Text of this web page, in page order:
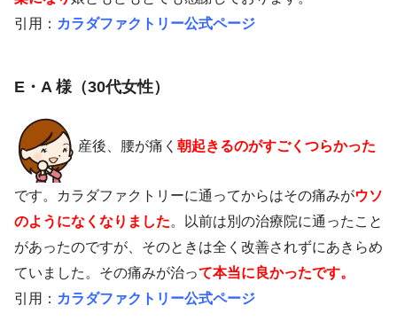
引用： カラダファクトリー公式ページ
E・A 様（30代女性）
産後、腰が痛く 朝起きるのがすごくつらかった
です。カラダファクトリーに通ってからはその痛みがウソ
のようになくなりました。以前は別の治療院に通ったこと
があったのですが、そのときは全く改善されずにあきらめ
ていました。その痛みが治って本当に良かったです。
引用： カラダファクトリー公式ページ